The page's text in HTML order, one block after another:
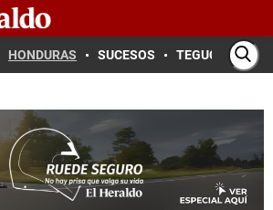
HONDURAS SUCESOS TEGUCIGALPA